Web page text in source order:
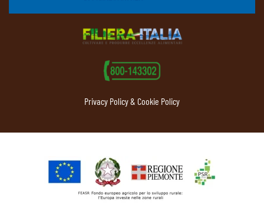
Privacy Policy & Cookie Policy